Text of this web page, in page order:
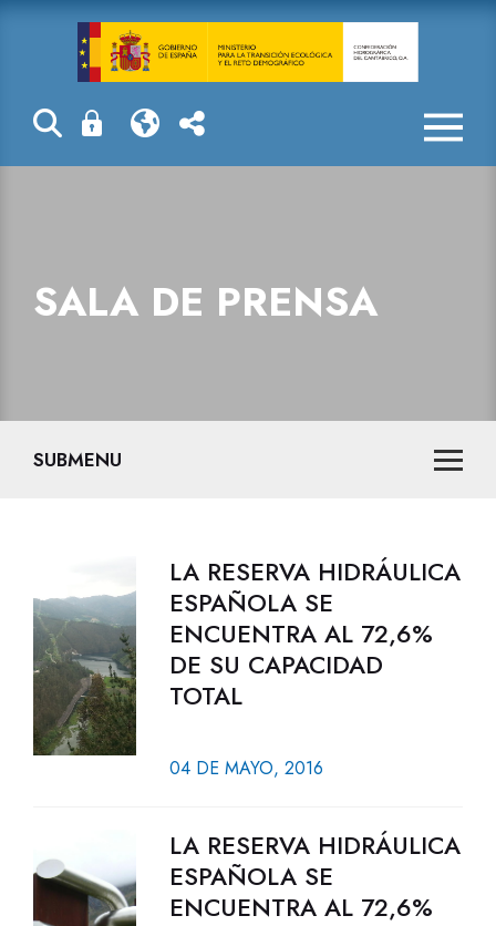
Sala de prensa
SALA DE PRENSA
SUBMENU
LA RESERVA HIDRÁULICA
ESPAÑOLA SE
ENCUENTRA AL 72,6%
DE SU CAPACIDAD
TOTAL
04 DE MAYO, 2016
LA RESERVA HIDRÁULICA
ESPAÑOLA SE
ENCUENTRA AL 72,6%